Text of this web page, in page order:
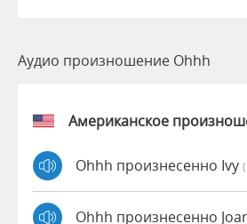
Аудио произношение Ohhh
Американское
Ohhh произнесенно Ivy
Ohhh произнесенно